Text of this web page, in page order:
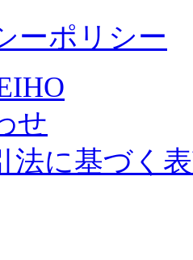
ーポリシー
せ
法に基づく